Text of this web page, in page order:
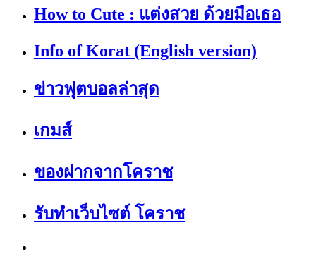
How to Cute : แต่งสวย ด้วยมือเธอ
Info of Korat (English version)
ข่าวฟุตบอลล่าสุด
เกมส์
ของฝากจากโคราช
รับทำเว็บไซต์ โคราช